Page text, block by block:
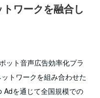
ワークを融合し
ット音声広告効率化プラ
トワークを組み合わせた
Adを通じて全国規模での